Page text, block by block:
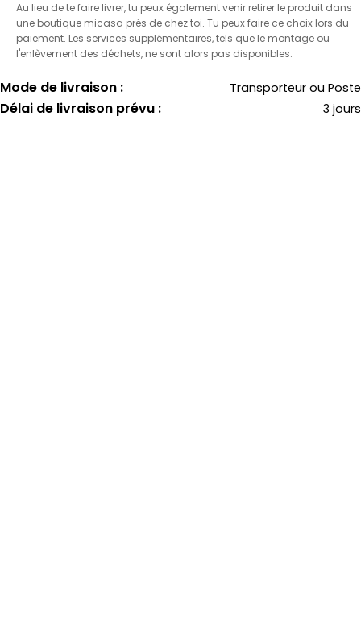
Au lieu de te faire livrer, tu peux également venir retirer le produit dans
une boutique micasa près de chez toi. Tu peux faire ce choix lors du
paiement. Les services supplémentaires, tels que le montage ou
l'enlèvement des déchets, ne sont alors pas disponibles.
Mode de livraison : Transporteur ou Poste
Délai de livraison prévu : 3 jours